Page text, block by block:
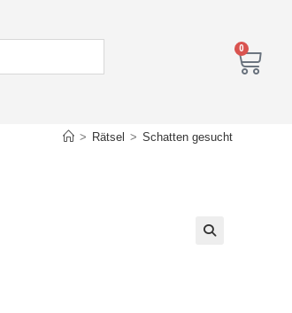
0
> Rätsel > Schatten gesucht